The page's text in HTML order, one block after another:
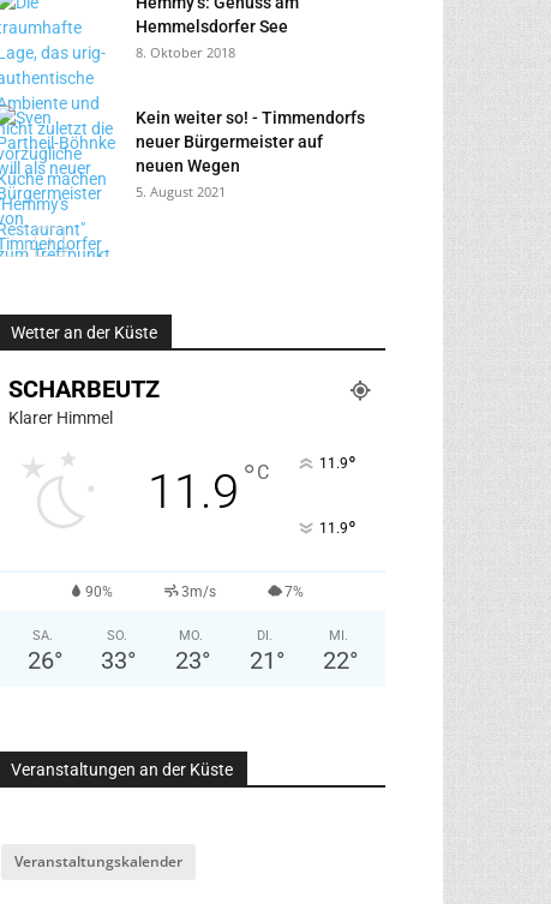
Hemmelsdorfer See
8. Oktober 2018
Kein weiter so! - Timmendorfs
neuer Bürgermeister auf
neuen Wegen
5. August 2021
Wetter an der Küste
SCHARBEUTZ
Klarer Himmel
11.9 °C 11.9°
11.9°
90% 3m/s 7%
SA.
26°
SO.
33°
MO.
23°
DI.
21 °
MI.
22°
Veranstaltungen an der Küste
Veranstaltungskalender